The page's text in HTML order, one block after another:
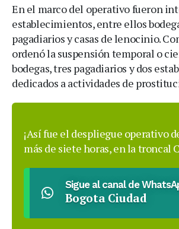
En el marco del operativo fueron
establecimientos, entre ellos
pagadiarios y casas de lenocinio.
ordenó la suspensión temporal o
bodegas, tres pagadiarios y dos
dedicados a actividades de
¡Así fue el despliegue operativo
más de siete horas, en la troncal
Sigue al canal de
Bogota Ciudad